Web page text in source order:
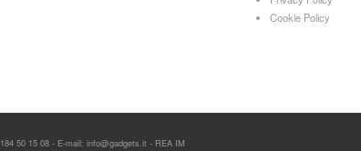
Cookie Policy
50 15 08 - E-mail: info@gadgets.it - REA IM